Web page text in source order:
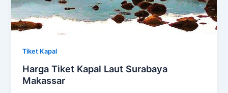
Tiket Kapal
Harga Tiket Kapal Laut Surabaya
Makassar